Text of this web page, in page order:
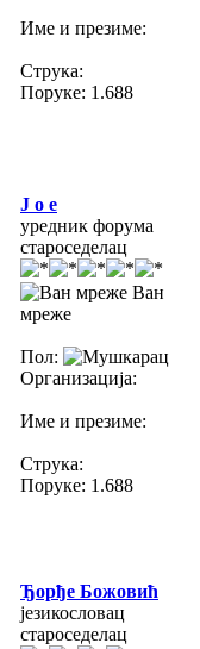
Име и презиме:
Струка:
Поруке: 1.688
J o e
уредник форума
староседелац
Ван
мреже
Пол:
Организација:
Име и презиме:
Струка:
Поруке: 1.688
Ђорђе Божовић
језикословац
староседелац